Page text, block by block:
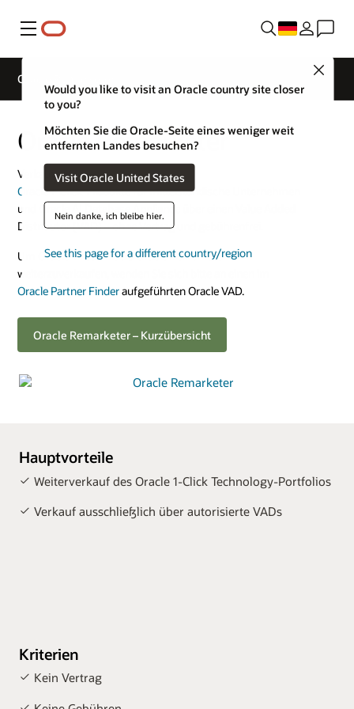
Menü
Would you like to visit an Oracle country site closer
to you?
Möchten Sie die Oracle-Seite eines weniger weit
entfernten Landes besuchen?
Visit Oracle United States
Nein danke, ich bleibe hier.
See this page for a different country/region
Oracle Remarketer
Oracle Remarketer
Verkaufen Sie
Oracle 1-Click-Produkte für mittelständische Unternehmen
und Oracle AI Database Appliance über einen Value Added
Distributor (VAD) – ohne Vertrag und gebührenfrei.
Um Oracle-Produkte als Oracle Remarketer
weiterzuverkaufen, wenden Sie sich bitte an einen im
Oracle Partner Finderaufgeführten Oracle VAD.
Oracle Remarketer – Kurzübersicht
Hauptvorteile
Weiterverkauf des Oracle 1-Click Technology-Portfolios
Verkauf ausschließlich über autorisierte VADs
Kriterien
Kein Vertrag